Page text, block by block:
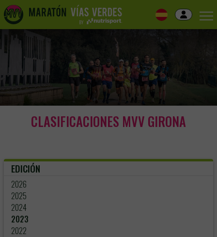
Skip
navigation
Skip
to
content
CLASIFICACIONES MVV GIRONA
EDICIÓN
2026
2025
2024
2023
2022